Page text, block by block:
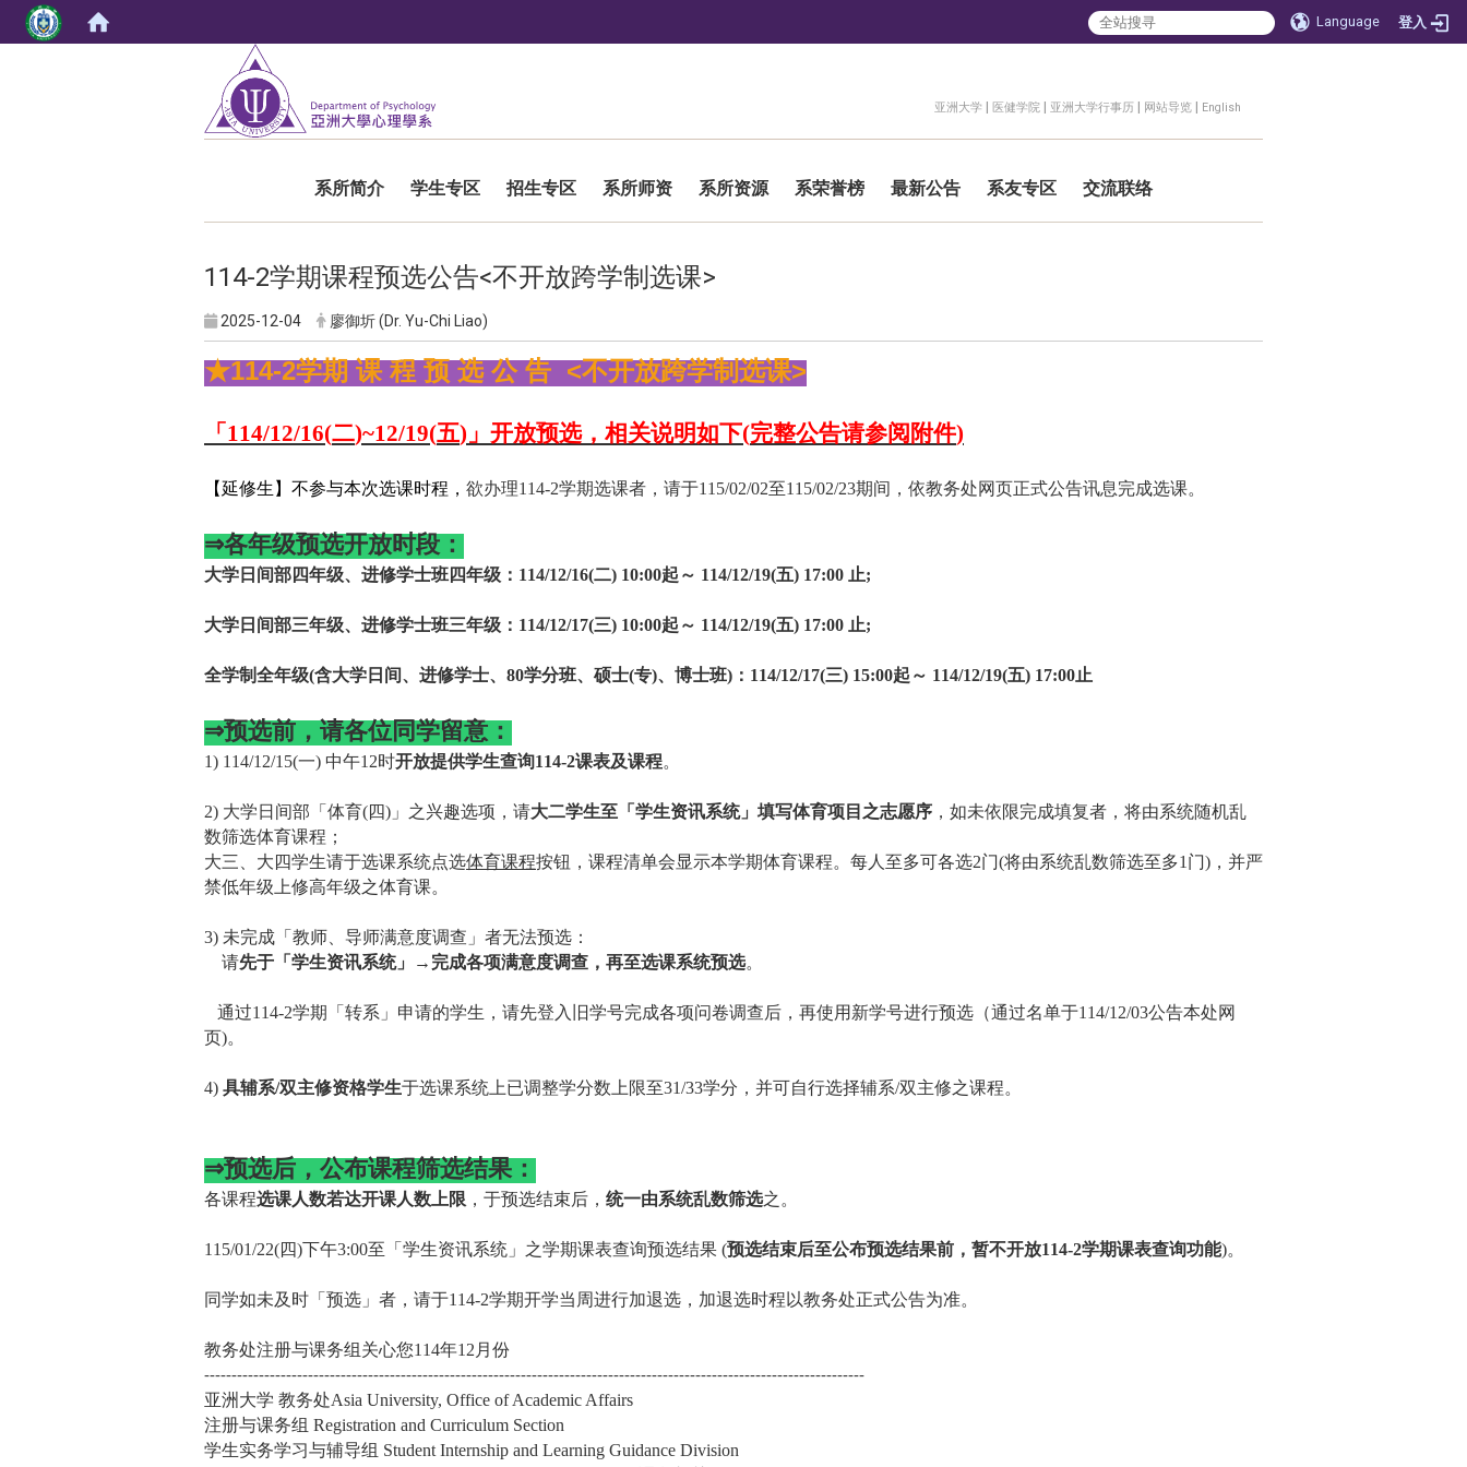
Language 登入
亚洲大学 | 医健学院 | 亚洲大学行事历 | 网站导览 | English
系所简介
学生专区 招生专区 系所师资 系所资源 系荣誉榜 最新公告 系友专区 交流联络
114-2学期课程预选公告<不开放跨学制选课>
2025-12-04 廖御圻 (Dr. Yu-Chi Liao)
★114-2学期 课 程 预 选 公 告 <不开放跨学制选课>
「 114/12/16(二)~12/19(五) 」开放预选，相关说明如下(完整公告请参阅附件)
【延修生】不参与本次选课时程， 欲办理114-2学期选课者，请于115/02/02至115/02/23期间，依教务处网页正式公告讯息完成选课。
⇒各年级预选开放时段：
大学日间部四年级、进修学士班四年级： 114/12/16(二) 10:00起～ 114/12/19(五) 17:00 止;
大学日间部三年级、进修学士班三年级： 114/12/17(三) 10:00起～ 114/12/19(五) 17:00 止;
全学制全年级(含大学日间、进修学士、 80学分班、硕士(专)、博士班) ： 114/12/17(三) 15:00起～ 114/12/19(五) 17:00止
⇒预选前，请各位同学留意：
1) 114/12/15(一) 中午12时开放提供学生查询114-2课表及课程。
2) 大学日间部「体育(四) 」之兴趣选项，请大二学生至「学生资讯系统」填写体育项目之志愿序 ，如未依限完成填复者，将由系统随机乱
数筛选体育课程；
大三、大四学生请于选课系统点选体育课程按钮，课程清单会显示本学期体育课程。每人至多可各选2门(将由系统乱数筛选至多1 门) ，并严
禁低年级上修高年级之体育课。
3) 未完成「教师、导师满意度调查」者无法预选：
请先于「学生资讯系统」→完成各项满意度调查，再至选课系统预选。
通过114-2学期「转系」申请的学生，请先登入旧学号完成各项问卷调查后，再使用新学号进行预选（通过名单于114/12/03公告本处网
页)。
4) 具辅系/双主修资格学生于选课系统上已调整学分数上限至31/33学分，并可自行选择辅系/双主修之课程。
⇒预选后，公布课程筛选结果：
各课程选课人数若达开课人数上限 ，于预选结束后， 统一由系统乱数筛选之。
115/01/22(四)下午3:00至「学生资讯系统」之学期课表查询预选结果 (预选结束后至公布预选结果前，暂不开放114-2学期课表查询功能)。
同学如未及时「预选」者，请于114-2学期开学当周进行加退选，加退选时程以教务处正式公告为准。
教务处注册与课务组关心您114年12 月份
-------------------------------------------------------------------------------------------------------------------------
亚洲大学 教务处Asia University, Office of Academic Affairs
注册与课务组 Registration and Curriculum Section
学生实务学习与辅导组 Student Internship and Learning Guidance Division